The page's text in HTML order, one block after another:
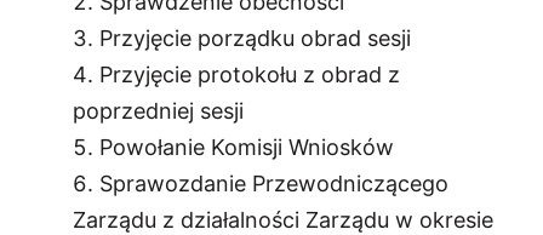
Przyjęcie porządku obrad sesji
Przyjęcie protokołu z obrad z
poprzedniej sesji
Powołanie Komisji Wniosków
Sprawozdanie Przewodniczącego
Zarządu z działalności Zarządu w okresie